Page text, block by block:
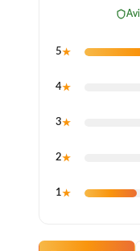
5
4
3
2
1